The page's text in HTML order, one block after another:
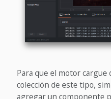
Para que el motor cargue
colección de este tipo,
agregar un componente